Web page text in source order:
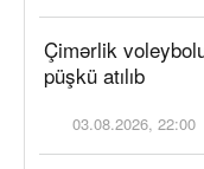
Çimərlik
püşkü atılıb
03.08.2026, 22:00